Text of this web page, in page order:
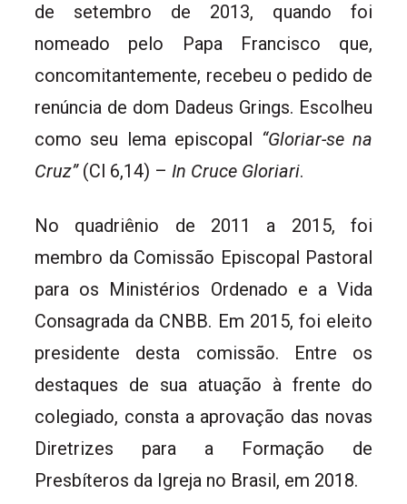
de setembro de 2013, quando foi
nomeado pelo Papa Francisco que,
concomitantemente, recebeu o pedido de
renúncia de dom Dadeus Grings. Escolheu
como seu lema episcopal “Gloriar-se na
Cruz”(Cl 6,14) – In Cruce Gloriari.
No quadriênio de 2011 a 2015, foi
membro da Comissão Episcopal Pastoral
para os Ministérios Ordenado e a Vida
Consagrada da CNBB. Em 2015, foi eleito
presidente desta comissão. Entre os
destaques de sua atuação à frente do
colegiado, consta a aprovação das novas
Diretrizes para a Formação de
Presbíteros da Igreja no Brasil, em 2018.